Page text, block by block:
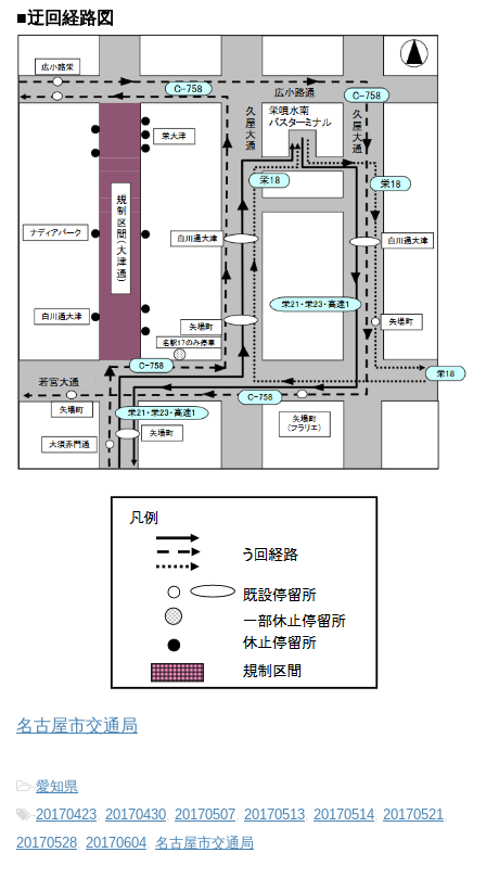
■迂回経路図
名古屋市交通局
-愛知県
-20170423 20170430 20170507 20170513 20170514 20170521
20170528 20170604 名古屋市交通局